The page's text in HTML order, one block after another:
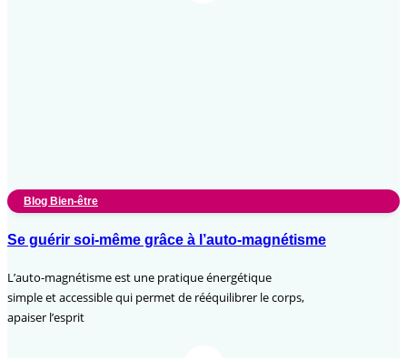
Blog Bien-être
Se guérir soi-même grâce à l’auto-magnétisme
L’auto-magnétisme est une pratique énergétique
simple et accessible qui permet de rééquilibrer le corps,
apaiser l’esprit